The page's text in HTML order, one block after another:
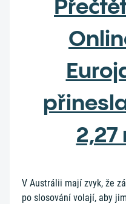
V Austrálii mají zvyk, že
po slosování volají, aby